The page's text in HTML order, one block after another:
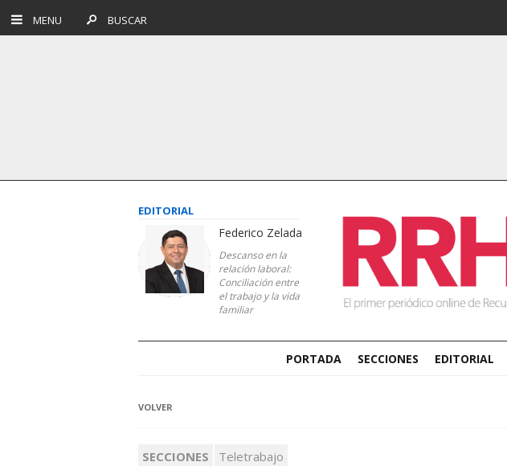
MENU BUSCAR
EDITORIAL
Federico Zelada
Descanso en la
relación laboral:
Conciliación entre
el trabajo y la vida
familiar
PORTADA SECCIONES EDITORIAL
VOLVER
SECCIONES Teletrabajo